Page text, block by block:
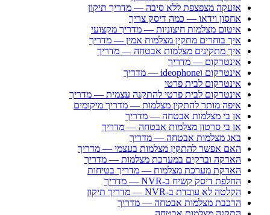
אזעקה מצפצפת ללא סיבה — מדריך תיקון
אחסון וידאו — כמה דיסק צריך
איטום מצלמות חיצוניות — מדריך מקצועי
איך בוחרים מתקין מצלמות אמין — מדריך
איך מתקינים מצלמות אבטחה — מדריך
אינטרקום — מדריך
אינטרקום וideophone — מדריך
אינטרקום לבית פרטי
אינטרקום לבית פרטי להתקנה עצמית — מדריך
איפה מותר להתקין מצלמות — מדריך מיקומים
אן בי מצלמות אבטחה — מדריך
אן בי סרטון מצלמות אבטחה — מדריך
באג מצלמות אבטחה — מדריך
האם אפשר להתקין מצלמות בעצמי — מדריך
הארקה וברקים במערכת מצלמות — מדריך
הארקת מערכת מצלמות — מדריך בטיחות
החלפת דיסק קשיח ב-NVR — מדריך
הקלטה לא עובדת ב-NVR — מדריך תיקון
הרכבת מצלמות אבטחה — מדריך